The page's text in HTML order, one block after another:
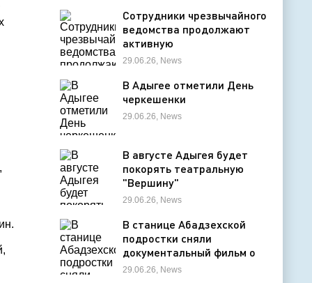
Сотрудники чрезвычайного
ведомства продолжают
активную
профилактическую
оздоровительных лагерях
29.06.26, News
В Адыгее отметили День
черкешенки
29.06.26, News
В августе Адыгея будет
покорять театральную
"Вершину"
29.06.26, News
В станице Абадзехской
подростки сняли
документальный фильм о
цирковой студии
29.06.26, News